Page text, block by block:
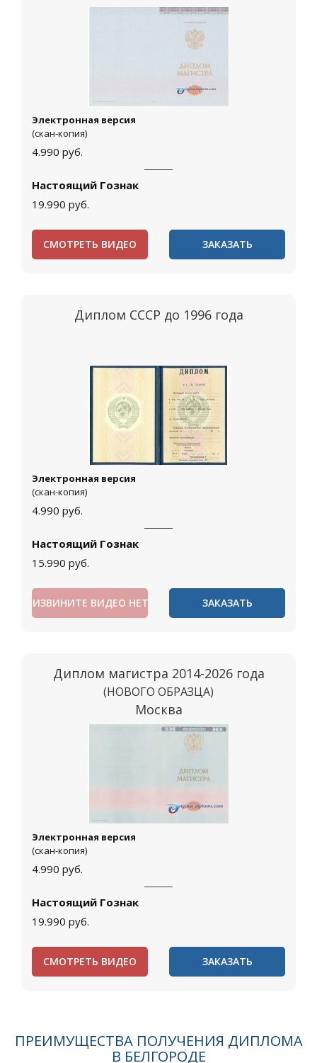
Электронная версия
(скан-копия)
4.990 руб.
Настоящий Гознак
19.990 руб.
СМОТРЕТЬ ВИДЕО ЗАКАЗАТЬ
Диплом СССР до 1996 года
Электронная версия
(скан-копия)
4.990 руб.
Настоящий Гознак
15.990 руб.
ИЗВИНИТЕ ВИДЕО НЕТ ЗАКАЗАТЬ
Диплом магистра 2014-2026 года
(НОВОГО ОБРАЗЦА)
Москва
Электронная версия
(скан-копия)
4.990 руб.
Настоящий Гознак
19.990 руб.
СМОТРЕТЬ ВИДЕО ЗАКАЗАТЬ
ПРЕИМУЩЕСТВА ПОЛУЧЕНИЯ ДИПЛОМА
В БЕЛГОРОДЕ